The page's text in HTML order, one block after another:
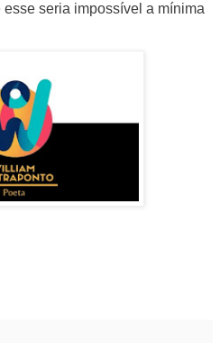
seria impossível a mínima